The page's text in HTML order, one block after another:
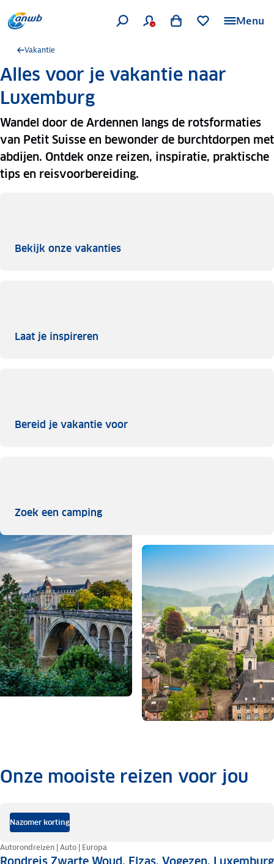
Menu
Vakantie
Alles voor je vakantie naar
Luxemburg
Wandel door de Ardennen langs de rotsformaties
van Petit Suisse en bewonder de burchtdorpen met
abdijen. Ontdek onze reizen, inspiratie, praktische
tips en reisvoorbereiding.
Bekijk onze vakantiesBekijk onze vakanties
Laat je inspireren
Bereid je vakantie voorBereid je vakantie voor
Zoek een campingZoek een camping
.Onze mooiste reizen voor jou
Nazomer korting
Autorondreizen | Auto | Europa